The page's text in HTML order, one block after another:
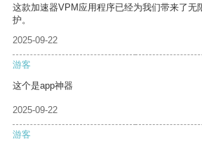
这款加速器VPM应用程序已经为我们带来了无
护。
2025-09-22
游客
这个是app神器
2025-09-22
游客